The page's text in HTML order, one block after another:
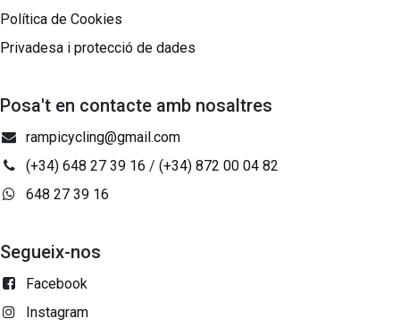
Política de Cookies
Privadesa i protecció de dades
Posa't en contacte amb nosaltres
rampicycling@gmail.com
(+34) 648 27 39 16 / (+34) 872 00 04 82
648 27 39 16
Segueix-nos
Facebook
Instagram